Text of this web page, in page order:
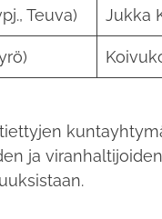
Teuva) Jukka
ja